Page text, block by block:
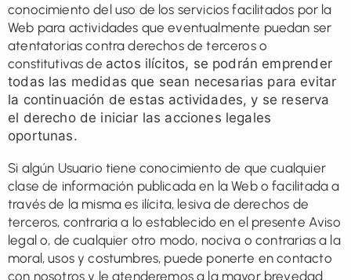
conocimiento del uso de los servicios facilitados por la
Web para actividades que eventualmente puedan ser
atentatorias contra derechos de terceros o
constitutivas de actos ilícitos, se podrán emprender
todas las medidas que sean necesarias para evitar
la continuación de estas actividades, y se reserva
el derecho de iniciar las acciones legales
oportunas.
Si algún Usuario tiene conocimiento de que cualquier
clase de información publicada en la Web o facilitada a
través de la misma es ilícita, lesiva de derechos de
terceros, contraria a lo establecido en el presente Aviso
legal o, de cualquier otro modo, nociva o contrarias a la
moral, usos y costumbres, puede ponerte en contacto
con nosotros y le atenderemos a la mayor brevedad